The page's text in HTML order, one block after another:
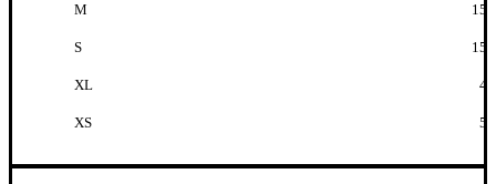
M 15
S 15
XL 4
XS 5